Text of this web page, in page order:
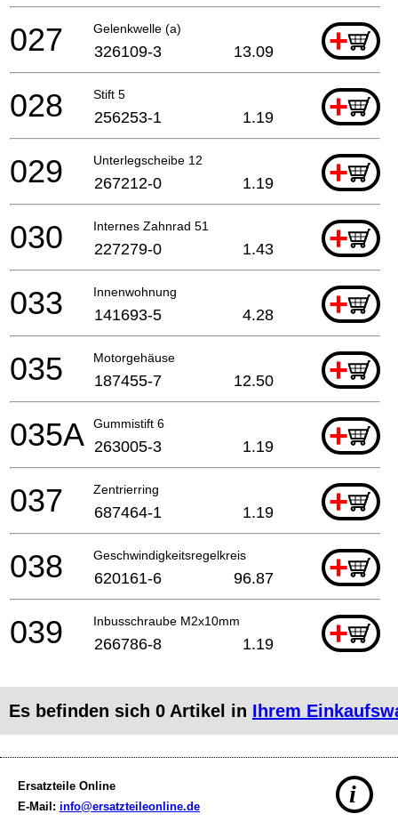
Gelenkwelle (a) +
027 326109-3 13.09
Stift 5 +
028 256253-1 1.19
Unterlegscheibe 12 +
029 267212-0 1.19
Internes Zahnrad 51 +
030 227279-0 1.43
Innenwohnung +
033 141693-5 4.28
Motorgehäuse +
035 187455-7 12.50
Gummistift 6 +
035A 263005-3 1.19
Zentrierring +
037 687464-1 1.19
Geschwindigkeitsregelkreis +
038 620161-6 96.87
Inbusschraube M2x10mm +
039 266786-8 1.19
Es befinden sich 0 Artikel in Ihrem
Ersatzteile Online
E-Mail: info@ersatzteileonline.de i